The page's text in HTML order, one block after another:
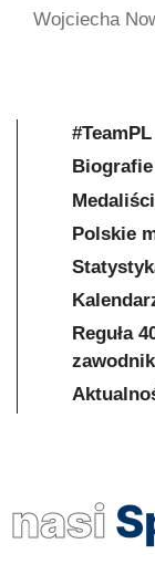
Wojciecha
#TeamPL
Biografie
Medaliści
Polskie
Reguła
nasi